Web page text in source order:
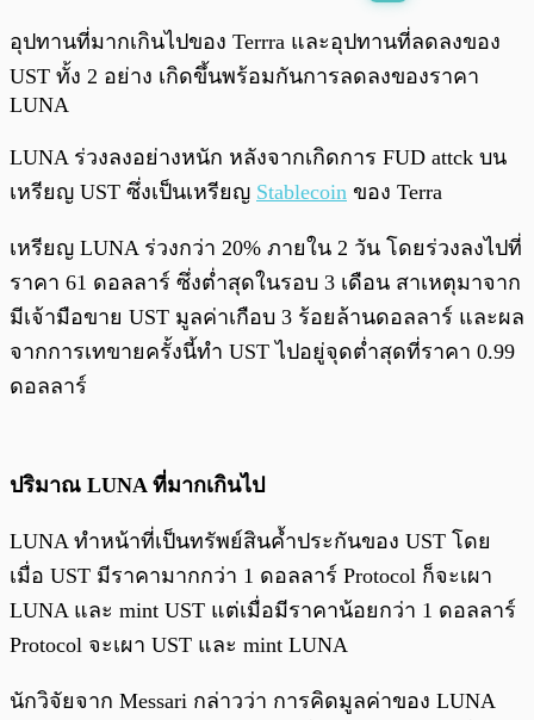
พร้อมเล่น 0:00
อุปทานที่มากเกินไปของ Terrra และอุปทานที่ลดลงของ
UST ทั้ง 2 อย่าง เกิดขึ้นพร้อมกันการลดลงของราคา
LUNA
LUNA ร่วงลงอย่างหนัก หลังจากเกิดการ FUD attck บน
เหรียญ UST ซึ่งเป็นเหรียญ Stablecoin ของ Terra
เหรียญ LUNA ร่วงกว่า 20% ภายใน 2 วัน โดยร่วงลงไปที่
ราคา 61 ดอลลาร์ ซึ่งต่ำสุดในรอบ 3 เดือน สาเหตุมาจาก
มีเจ้ามือขาย UST มูลค่าเกือบ 3 ร้อยล้านดอลลาร์ และผล
จากการเทขายครั้งนี้ทำ UST ไปอยู่จุดต่ำสุดที่ราคา 0.99
ดอลลาร์
ปริมาณ LUNA ที่มากเกินไป
LUNA ทำหน้าที่เป็นทรัพย์สินค้ำประกันของ UST โดย
เมื่อ UST มีราคามากกว่า 1 ดอลลาร์ Protocol ก็จะเผา
LUNA และ mint UST แต่เมื่อมีราคาน้อยกว่า 1 ดอลลาร์
Protocol จะเผา UST และ mint LUNA
นักวิจัยจาก Messari กล่าวว่า การคิดมูลค่าของ LUNA